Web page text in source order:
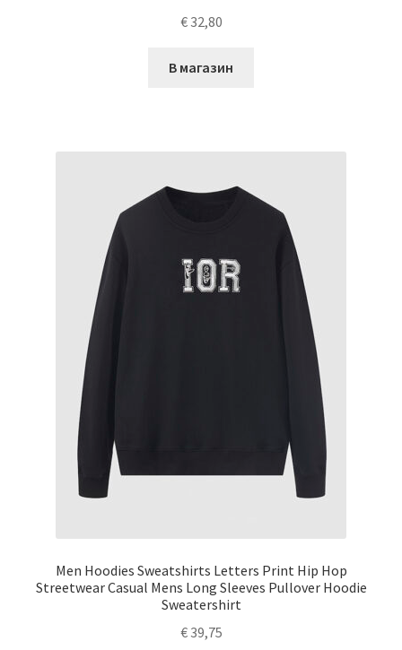
€32,80
В магазин
Men Hoodies Sweatshirts Letters Print Hip Hop
Streetwear Casual Mens Long Sleeves Pullover Hoodie
Sweatershirt
€39,75